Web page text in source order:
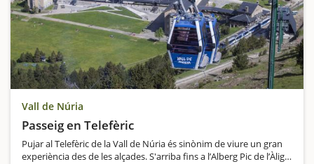
Vall de Núria
Passeig en Telefèric
Pujar al Telefèric de la Vall de Núria és sinònim de viure un gran
experiència des de les alçades. S'arriba fins a l’Alberg Pic de l’Àliga